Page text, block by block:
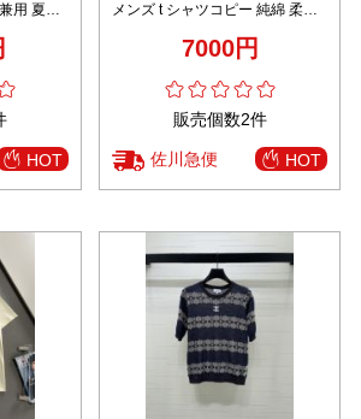
用 夏服
ー多数
HOT
メンズ t シャツコピー 純綿 柔ら
7000円
販売個数2件
佐川急便 HOT